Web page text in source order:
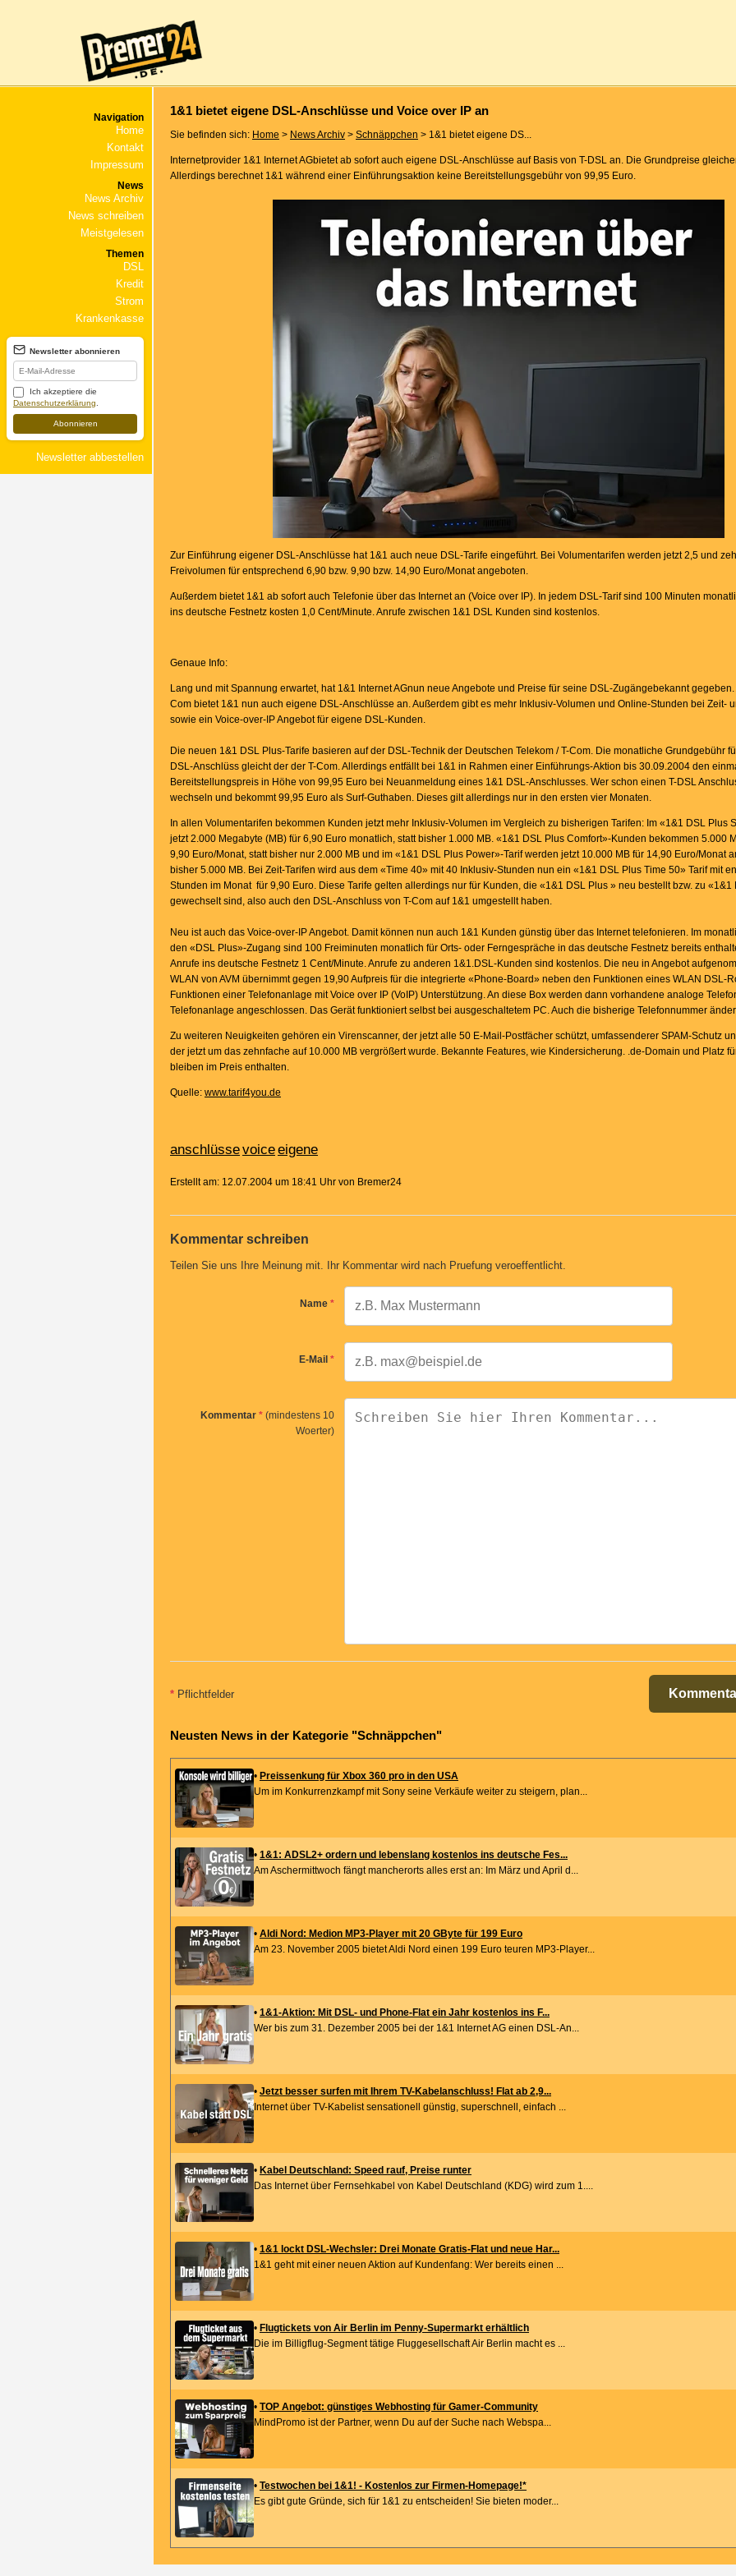
Navigation
Home
Kontakt
Impressum
News
News Archiv
News schreiben
Meistgelesen
Themen
DSL
Kredit
Strom
Krankenkasse
Newsletter abonnieren
Ich akzeptiere die
Datenschutzerklärung
Abonnieren
Newsletter abbestellen
1&1 bietet eigene DSL-Anschlüsse und Voice over IP an
Sie befinden sich: Home > News Archiv > Schnäppchen > 1&1 bietet eigene DS...
Internetprovider 1&1 Internet AGbietet ab sofort auch eigene DSL-Anschlüsse auf Basis von T-DSL an. Die Grundpreise
Allerdings berechnet 1&1 während einer Einführungsaktion keine Bereitstellungsgebühr von 99,95 Euro.
Zur Einführung eigener DSL-Anschlüsse hat 1&1 auch neue DSL-Tarife eingeführt. Bei Volumentarifen werden jetzt 2,5 und
Freivolumen für entsprechend 6,90 bzw. 9,90 bzw. 14,90 Euro/Monat angeboten.
Außerdem bietet 1&1 ab sofort auch Telefonie über das Internet an (Voice over IP). In jedem DSL-Tarif sind 100 Minuten
ins deutsche Festnetz kosten 1,0 Cent/Minute. Anrufe zwischen 1&1 DSL Kunden sind kostenlos.
Genaue Info:
Lang und mit Spannung erwartet, hat 1&1 Internet AGnun neue Angebote und Preise für seine DSL-Zugängebekannt
Com bietet 1&1 nun auch eigene DSL-Anschlüsse an. Außerdem gibt es mehr Inklusiv-Volumen und Online-Stunden bei Zeit-
sowie ein Voice-over-IP Angebot für eigene DSL-Kunden.
Die neuen 1&1 DSL Plus-Tarife basieren auf der DSL-Technik der Deutschen Telekom / T-Com. Die monatliche Grundgebühr
DSL-Anschlüss gleicht der der T-Com. Allerdings entfällt bei 1&1 in Rahmen einer Einführungs-Aktion bis 30.09.2004 den
Bereitstellungspreis in Höhe von 99,95 Euro bei Neuanmeldung eines 1&1 DSL-Anschlusses. Wer schon einen T-DSL
wechseln und bekommt 99,95 Euro als Surf-Guthaben. Dieses gilt allerdings nur in den ersten vier Monaten.
In allen Volumentarifen bekommen Kunden jetzt mehr Inklusiv-Volumen im Vergleich zu bisherigen Tarifen: Im «1&1 DSL Plus
jetzt 2.000 Megabyte (MB) für 6,90 Euro monatlich, statt bisher 1.000 MB. «1&1 DSL Plus Comfort»-Kunden bekommen 5.000
9,90 Euro/Monat, statt bisher nur 2.000 MB und im «1&1 DSL Plus Power»-Tarif werden jetzt 10.000 MB für 14,90 Euro/Monat
bisher 5.000 MB. Bei Zeit-Tarifen wird aus dem «Time 40» mit 40 Inklusiv-Stunden nun ein «1&1 DSL Plus Time 50» Tarif mit
Stunden im Monat für 9,90 Euro. Diese Tarife gelten allerdings nur für Kunden, die «1&1 DSL Plus » neu bestellt bzw. zu «1&1
gewechselt sind, also auch den DSL-Anschluss von T-Com auf 1&1 umgestellt haben.
Neu ist auch das Voice-over-IP Angebot. Damit können nun auch 1&1 Kunden günstig über das Internet telefonieren. Im
den «DSL Plus»-Zugang sind 100 Freiminuten monatlich für Orts- oder Ferngespräche in das deutsche Festnetz bereits
Anrufe ins deutsche Festnetz 1 Cent/Minute. Anrufe zu anderen 1&1.DSL-Kunden sind kostenlos. Die neu in Angebot
WLAN von AVM übernimmt gegen 19,90 Aufpreis für die integrierte «Phone-Board» neben den Funktionen eines WLAN DSL-
Funktionen einer Telefonanlage mit Voice over IP (VoIP) Unterstützung. An diese Box werden dann vorhandene analoge
Telefonanlage angeschlossen. Das Gerät funktioniert selbst bei ausgeschaltetem PC. Auch die bisherige Telefonnummer
Zu weiteren Neuigkeiten gehören ein Virenscanner, der jetzt alle 50 E-Mail-Postfächer schützt, umfassenderer SPAM-Schutz
der jetzt um das zehnfache auf 10.000 MB vergrößert wurde. Bekannte Features, wie Kindersicherung. .de-Domain und Platz
bleiben im Preis enthalten.
Quelle: www.tarif4you.de
anschlüssevoiceeigene
Erstellt am: 12.07.2004 um 18:41 Uhr von Bremer24
Kommentar schreiben
Teilen Sie uns Ihre Meinung mit. Ihr Kommentar wird nach Pruefung veroeffentlicht.
Name *
E-Mail *
Kommentar * (mindestens 10
Woerter)
* Pflichtfelder
Neusten News in der Kategorie "Schnäppchen"
• Preissenkung für Xbox 360 pro in den USA
Um im Konkurrenzkampf mit Sony seine Verkäufe weiter zu steigern, plan...
• 1&1: ADSL2+ ordern und lebenslang kostenlos ins deutsche Fes...
Am Aschermittwoch fängt mancherorts alles erst an: Im März und April d...
• Aldi Nord: Medion MP3-Player mit 20 GByte für 199 Euro
Am 23. November 2005 bietet Aldi Nord einen 199 Euro teuren MP3-Player...
• 1&1-Aktion: Mit DSL- und Phone-Flat ein Jahr kostenlos ins F...
Wer bis zum 31. Dezember 2005 bei der 1&1 Internet AG einen DSL-An...
• Jetzt besser surfen mit Ihrem TV-Kabelanschluss! Flat ab 2,9...
Internet über TV-Kabelist sensationell günstig, superschnell, einfach ...
• Kabel Deutschland: Speed rauf, Preise runter
Das Internet über Fernsehkabel von Kabel Deutschland (KDG) wird zum 1....
• 1&1 lockt DSL-Wechsler: Drei Monate Gratis-Flat und neue Har...
1&1 geht mit einer neuen Aktion auf Kundenfang: Wer bereits einen ...
• Flugtickets von Air Berlin im Penny-Supermarkt erhältlich
Die im Billigflug-Segment tätige Fluggesellschaft Air Berlin macht es ...
• TOP Angebot: günstiges Webhosting für Gamer-Community
MindPromo ist der Partner, wenn Du auf der Suche nach Webspa...
• Testwochen bei 1&1! - Kostenlos zur Firmen-Homepage!*
Es gibt gute Gründe, sich für 1&1 zu entscheiden! Sie bieten moder...